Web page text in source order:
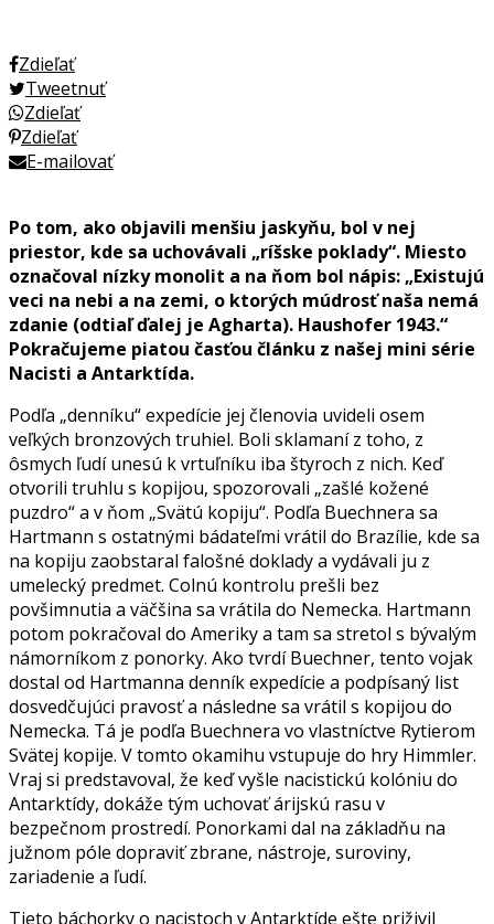
Zdieľať
Tweetnuť
Zdieľať
Zdieľať
E-mailovať
Po tom, ako objavili menšiu jaskyňu, bol v nej
priestor, kde sa uchovávali „ríšske poklady“. Miesto
označoval nízky monolit a na ňom bol nápis: „Existujú
veci na nebi a na zemi, o ktorých múdrosť naša nemá
zdanie (odtiaľ ďalej je Agharta). Haushofer 1943.“
Pokračujeme piatou časťou článku z našej mini série
Nacisti a Antarktída.
Podľa „denníku“ expedície jej členovia uvideli osem
veľkých bronzových truhiel. Boli sklamaní z toho, z
ôsmych ľudí unesú k vrtuľníku iba štyroch z nich. Keď
otvorili truhlu s kopijou, spozorovali „zašlé kožené
puzdro“ a v ňom „Svätú kopiju“. Podľa Buechnera sa
Hartmann s ostatnými bádateľmi vrátil do Brazílie, kde sa
na kopiju zaobstaral falošné doklady a vydávali ju z
umelecký predmet. Colnú kontrolu prešli bez
povšimnutia a väčšina sa vrátila do Nemecka. Hartmann
potom pokračoval do Ameriky a tam sa stretol s bývalým
námorníkom z ponorky. Ako tvrdí Buechner, tento vojak
dostal od Hartmanna denník expedície a podpísaný list
dosvedčujúci pravosť a následne sa vrátil s kopijou do
Nemecka. Tá je podľa Buechnera vo vlastníctve Rytierom
Svätej kopije. V tomto okamihu vstupuje do hry Himmler.
Vraj si predstavoval, že keď vyšle nacistickú kolóniu do
Antarktídy, dokáže tým uchovať árijskú rasu v
bezpečnom prostredí. Ponorkami dal na základňu na
južnom póle dopraviť zbrane, nástroje, suroviny,
zariadenie a ľudí.
Tieto báchorky o nacistoch v Antarktíde ešte priživil